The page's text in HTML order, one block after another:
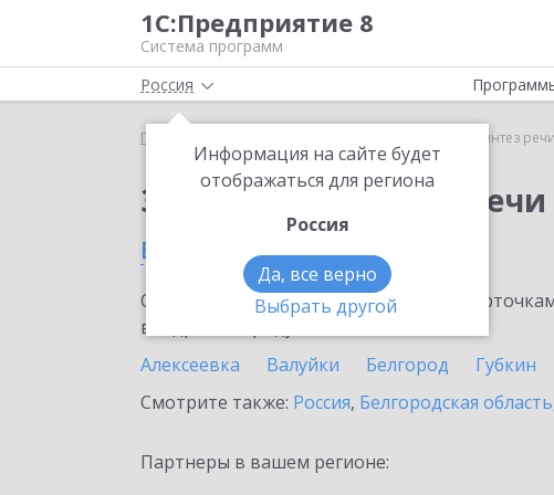
1С:Предприятие 8
Система программ
Россия
Информация на сайте будет
отображаться для региона
Россия
Да, все верно
Выбрать другой
Главная 1С:Синтез
Заказать 1С:Синтез речи
в Старом Осколе
Ознакомьтесь с информационными
внедрение продукта.
Алексеевка
Валуйки Белгород Губкин
Смотрите также: Россия, Белгородская область
Партнеры в вашем регионе: